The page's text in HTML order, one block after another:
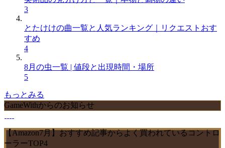
3
とたけけの曲一覧と人気ランキング｜リクエストおす
すめ
4
8月の虫一覧 | 値段と出現時間・場所
5
もっとみる
GameWithからのお知らせ
【Amazon7月】おすすめ記事からよく買われているコントロ
ーラーTOP4